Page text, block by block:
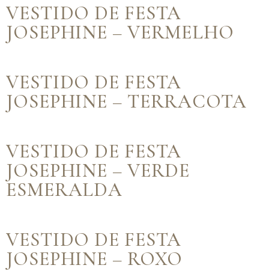
VESTIDO DE FESTA
JOSEPHINE – VERMELHO
VESTIDO DE FESTA
JOSEPHINE – TERRACOTA
VESTIDO DE FESTA
JOSEPHINE – VERDE
ESMERALDA
VESTIDO DE FESTA
JOSEPHINE – ROXO